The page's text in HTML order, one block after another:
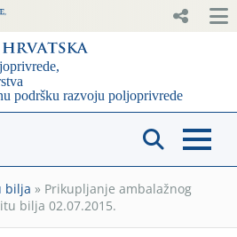
bilja » Prikupljanje ambalažnog
bilja 02.07.2015.